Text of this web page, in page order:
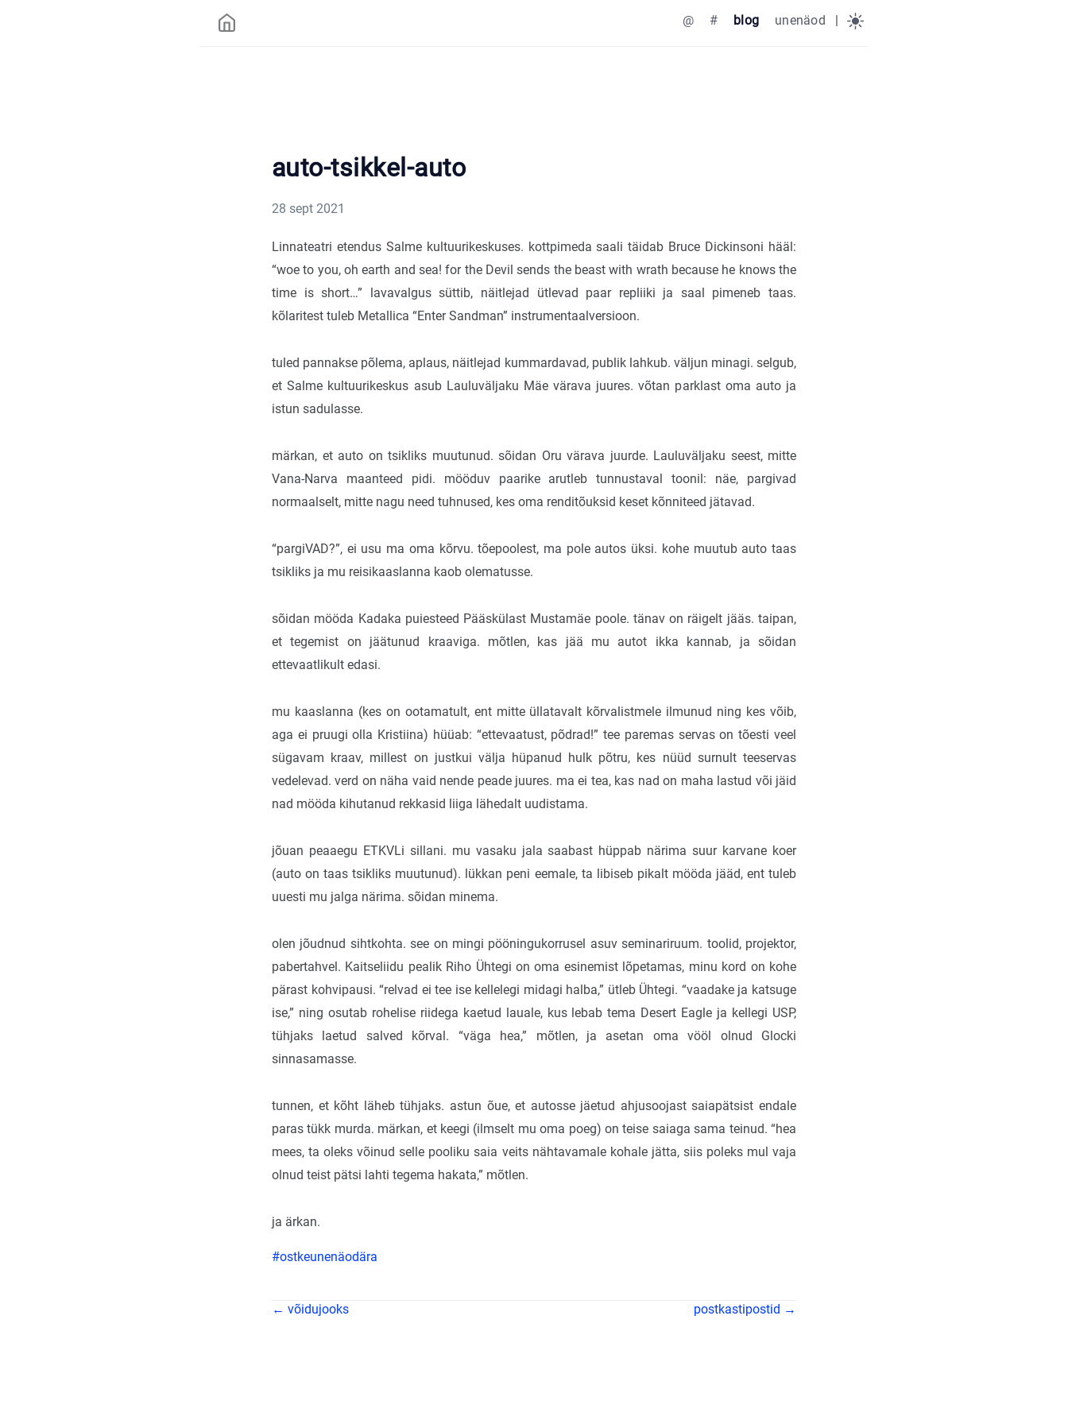
@ # blog unenäod |
auto-tsikkel-auto
28 sept 2021
Linnateatri etendus Salme kultuurikeskuses. kottpimeda saali täidab Bruce Dickinsoni hääl:
“woe to you, oh earth and sea! for the Devil sends the beast with wrath because he knows the
time is short…” lavavalgus süttib, näitlejad ütlevad paar repliiki ja saal pimeneb taas.
kõlaritest tuleb Metallica “Enter Sandman” instrumentaalversioon.
tuled pannakse põlema, aplaus, näitlejad kummardavad, publik lahkub. väljun minagi. selgub,
et Salme kultuurikeskus asub Lauluväljaku Mäe värava juures. võtan parklast oma auto ja
istun sadulasse.
märkan, et auto on tsikliks muutunud. sõidan Oru värava juurde. Lauluväljaku seest, mitte
Vana-Narva maanteed pidi. mööduv paarike arutleb tunnustaval toonil: näe, pargivad
normaalselt, mitte nagu need tuhnused, kes oma renditõuksid keset kõnniteed jätavad.
“pargiVAD?”, ei usu ma oma kõrvu. tõepoolest, ma pole autos üksi. kohe muutub auto taas
tsikliks ja mu reisikaaslanna kaob olematusse.
sõidan mööda Kadaka puiesteed Pääskülast Mustamäe poole. tänav on räigelt jääs. taipan,
et tegemist on jäätunud kraaviga. mõtlen, kas jää mu autot ikka kannab, ja sõidan
ettevaatlikult edasi.
mu kaaslanna (kes on ootamatult, ent mitte üllatavalt kõrvalistmele ilmunud ning kes võib,
aga ei pruugi olla Kristiina) hüüab: “ettevaatust, põdrad!” tee paremas servas on tõesti veel
sügavam kraav, millest on justkui välja hüpanud hulk põtru, kes nüüd surnult teeservas
vedelevad. verd on näha vaid nende peade juures. ma ei tea, kas nad on maha lastud või jäid
nad mööda kihutanud rekkasid liiga lähedalt uudistama.
jõuan peaaegu ETKVLi sillani. mu vasaku jala saabast hüppab närima suur karvane koer
(auto on taas tsikliks muutunud). lükkan peni eemale, ta libiseb pikalt mööda jääd, ent tuleb
uuesti mu jalga närima. sõidan minema.
olen jõudnud sihtkohta. see on mingi pööningukorrusel asuv seminariruum. toolid, projektor,
pabertahvel. Kaitseliidu pealik Riho Ühtegi on oma esinemist lõpetamas, minu kord on kohe
pärast kohvipausi. “relvad ei tee ise kellelegi midagi halba,” ütleb Ühtegi. “vaadake ja katsuge
ise,” ning osutab rohelise riidega kaetud lauale, kus lebab tema Desert Eagle ja kellegi USP,
tühjaks laetud salved kõrval. “väga hea,” mõtlen, ja asetan oma vööl olnud Glocki
sinnasamasse.
tunnen, et kõht läheb tühjaks. astun õue, et autosse jäetud ahjusoojast saiapätsist endale
paras tükk murda. märkan, et keegi (ilmselt mu oma poeg) on teise saiaga sama teinud. “hea
mees, ta oleks võinud selle pooliku saia veits nähtavamale kohale jätta, siis poleks mul vaja
olnud teist pätsi lahti tegema hakata,” mõtlen.
ja ärkan.
#ostkeunenäodära
← võidujooks postkastipostid →